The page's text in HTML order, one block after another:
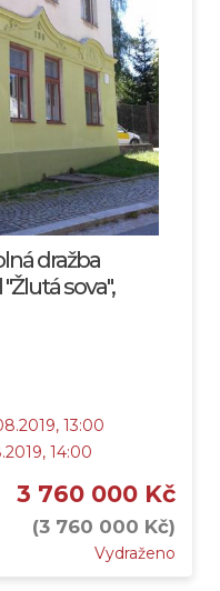
dražba
sova",
13:00
14:00
3 760 000 Kč
(3 760 000 Kč)
Vydraženo